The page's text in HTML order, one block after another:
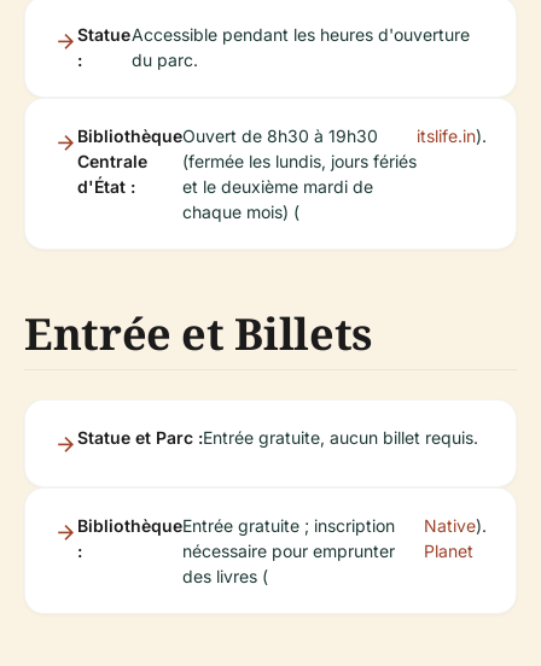
Statue
:
Accessible pendant les heures d'ouverture
du parc.
Bibliothèque
Centrale
d'État :
Ouvert de 8h30 à 19h30
(fermée les lundis, jours fériés
et le deuxième mardi de
chaque mois) (
itslife.in).
Entrée et Billets
Statue et Parc :Entrée gratuite, aucun billet requis.
Bibliothèque
:
Entrée gratuite ; inscription
nécessaire pour emprunter
des livres (
Native
Planet
).